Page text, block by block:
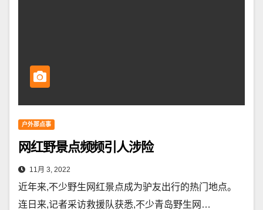
户外那点事
网红野景点频频引人涉险
11月 3, 2022
近年来,不少野生网红景点成为驴友出行的热门地点。
连日来,记者采访救援队获悉,不少青岛野生网…